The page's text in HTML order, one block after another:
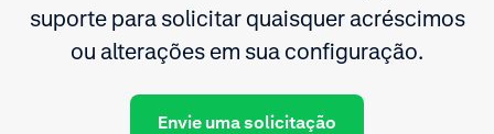
suporte para solicitar quaisquer acréscimos
ou alterações em sua configuração.
Envie uma solicitação